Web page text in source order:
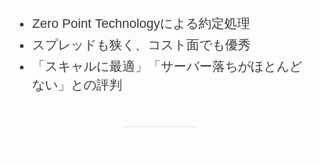
Zero Point Technologyによる約定処理
スプレッドも狭く、コスト面でも優秀
「スキャルに最適」「サーバー落ちがほとんど
ない」との評判